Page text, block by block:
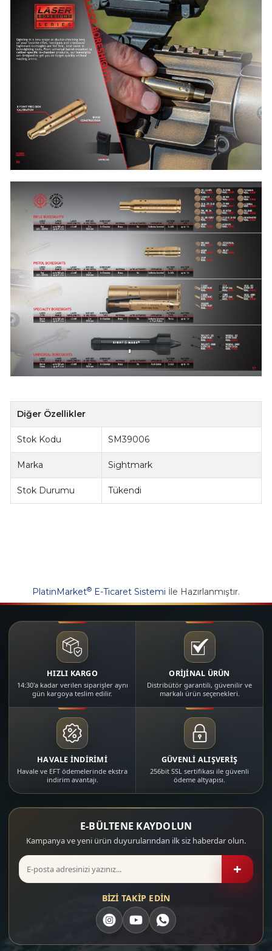
Diğer Özellikler
Stok Kodu SM39006
Marka Sightmark
Stok Durumu Tükendi
PlatinMarket® E-Ticaret Sistemi İle Hazırlanmıştır.
HIZLI KARGO
14:30'a kadar verilen siparişler aynı
gün kargoya teslim edilir.
ORİJİNAL ÜRÜN
Distribütör garantili, güvenilir ve
markalı ürün seçenekleri.
HAVALE İNDİRİMİ
Havale ve EFT ödemelerinde ekstra
indirim avantajı.
GÜVENLİ ALIŞVERİŞ
256bit SSL sertifikası ile güvenli
ödeme altyapısı.
E-BÜLTENE KAYDOLUN
Kampanya ve yeni ürün duyurularından ilk siz haberdar olun.
+
BİZİ TAKİP EDİN